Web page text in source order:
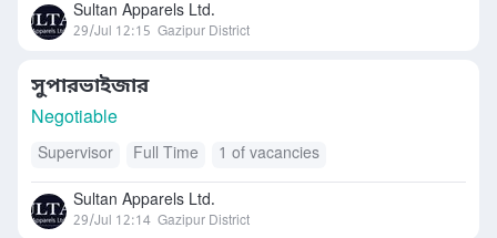
Sultan Apparels Ltd.
29/Jul 12:15 Gazipur District
সুপারভাইজার
Negotiable
Supervisor Full Time 1 of vacancies
Sultan Apparels Ltd.
29/Jul 12:14 Gazipur District